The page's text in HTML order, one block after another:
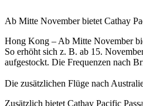
Ab Mitte November bietet Cathay
Hong Kong – Ab Mitte November
So erhöht sich z. B. ab 15.
aufgestockt. Die Frequenzen nach
Die zusätzlichen Flüge nach
Zusätzlich bietet Cathay Pacific